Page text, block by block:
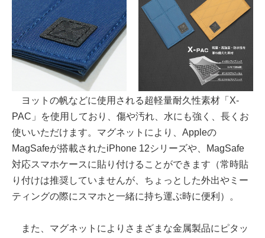
ヨットの帆などに使用される超軽量耐久性素材「X-
PAC」を使用しており、傷や汚れ、水にも強く、長くお
使いいただけます。マグネットにより、Appleの
MagSafeが搭載されたiPhone 12シリーズや、MagSafe
対応スマホケースに貼り付けることができます（常時貼
り付けは推奨していませんが、ちょっとした外出やミー
ティングの際にスマホと一緒に持ち運ぶ時に便利）。
また、マグネットによりさまざまな金属製品にピタッ